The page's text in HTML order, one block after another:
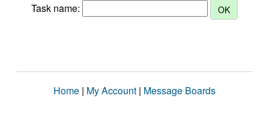
Task name:
Home | My Account | Message Boards